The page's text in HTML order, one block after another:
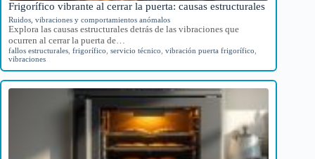
Frigorífico vibrante al cerrar la puerta: causas estructurales
Ruidos, vibraciones y comportamientos anómalos
Explora las causas estructurales detrás de las vibraciones que
ocurren al cerrar la puerta de…
fallos estructurales frigorífico servicio técnico vibración puerta frigorífico
vibraciones